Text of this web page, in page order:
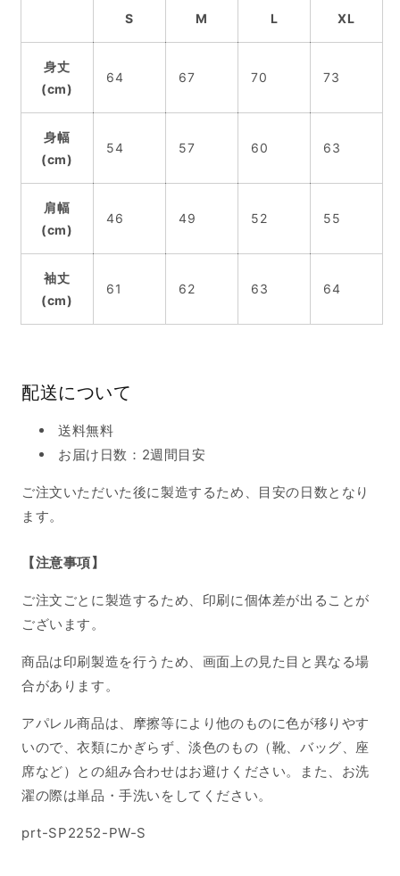
S M L XL
身丈
(cm)
64 67 70 73
身幅
(cm)
54 57 60 63
肩幅
(cm)
46 49 52 55
袖丈
(cm)
61 62 63 64
配送について
送料無料
お届け日数：2週間目安
ご注文いただいた後に製造するため、目安の日数となり
ます。
【注意事項】
ご注文ごとに製造するため、印刷に個体差が出ることが
ございます。
商品は印刷製造を行うため、画面上の見た目と異なる場
合があります。
アパレル商品は、摩擦等により他のものに色が移りやす
いので、衣類にかぎらず、淡色のもの（靴、バッグ、座
席など）との組み合わせはお避けください。また、お洗
濯の際は単品・手洗いをしてください。
SKU:
prt-SP2252-PW-S